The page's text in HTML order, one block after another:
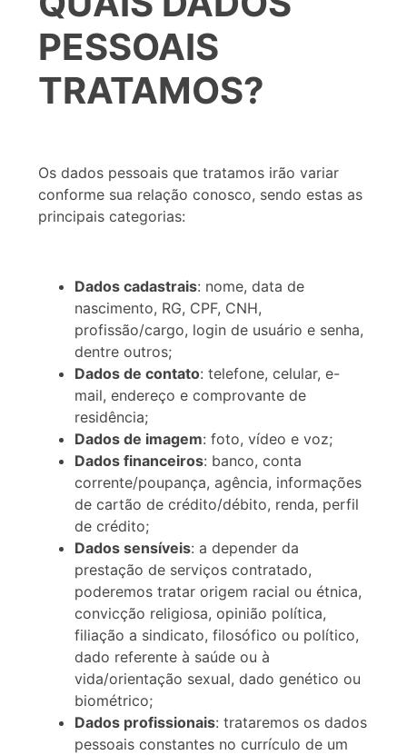
PESSOAIS
TRATAMOS?
Os dados pessoais que tratamos irão variar
conforme sua relação conosco, sendo estas as
principais categorias:
Dados cadastrais: nome, data de
nascimento, RG, CPF, CNH,
profissão/cargo, login de usuário e senha,
dentre outros;
Dados de contato: telefone, celular, e-
mail, endereço e comprovante de
residência;
Dados de imagem: foto, vídeo e voz;
Dados financeiros: banco, conta
corrente/poupança, agência, informações
de cartão de crédito/débito, renda, perfil
de crédito;
Dados sensíveis: a depender da
prestação de serviços contratado,
poderemos tratar origem racial ou étnica,
convicção religiosa, opinião política,
filiação a sindicato, filosófico ou político,
dado referente à saúde ou à
vida/orientação sexual, dado genético ou
biométrico;
Dados profissionais: trataremos os dados
pessoais constantes no currículo de um